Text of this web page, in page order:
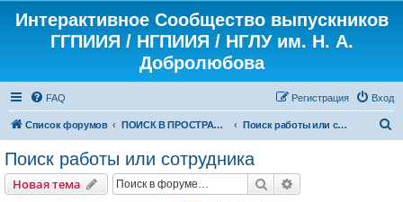
Интерактивное Сообщество выпускников
ГГПИИЯ / НГПИИЯ / НГЛУ им. Н. А.
Добролюбова
FAQ Вход
Регистрация
Список форумов ПОИСК В ПРОСТРАНСТВЕ И ВРЕМЕНИ Поиск работы или сотрудника
Поиск работы или сотрудника
Новая тема Поиск